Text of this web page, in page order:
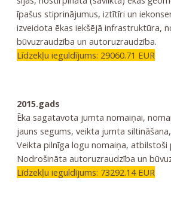
īpašus stiprinājumus, iztītīri un
izveidota ēkas iekšējā infrastruktūra,
būvuzraudzība un autoruzraudzība.
Līdzekļu ieguldījums: 29060.71 EUR
2015.gads
Ēka sagatavota jumta nomaiņai,
jauns segums, veikta jumta
Veikta pilnīga logu nomaiņa, atbilstoši
Nodrošināta autoruzraudzība un
Līdzekļu ieguldījums: 73292.14 EUR